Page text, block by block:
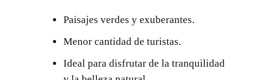
Paisajes verdes y exuberantes.
Menor cantidad de turistas.
Ideal para disfrutar de la tranquilidad